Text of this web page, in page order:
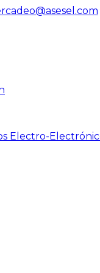
Electro-